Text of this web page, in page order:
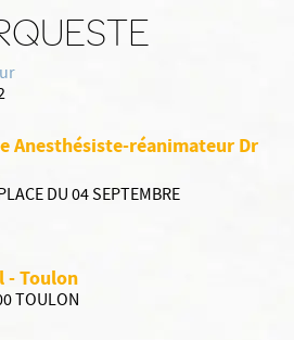
Anesthésiste-réanimateur Dr
DU 04 SEPTEMBRE
- Toulon
TOULON